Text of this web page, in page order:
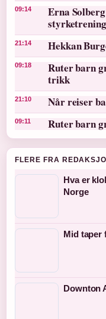
09:14
Erna
styrketrening
21:14 Hekkan
09:18
Ruter barn
trikk
21:10 Når reiser
09:11 Ruter barn
FLERE FRA
Hva er
Norge
Mid taper
Downton